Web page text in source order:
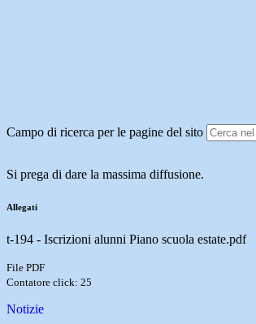
Campo di ricerca per le pagine del sito
Si prega di dare la massima diffusione.
Allegati
t-194 - Iscrizioni alunni Piano scuola estate.pdf
File PDF
Contatore click: 25
Notizie